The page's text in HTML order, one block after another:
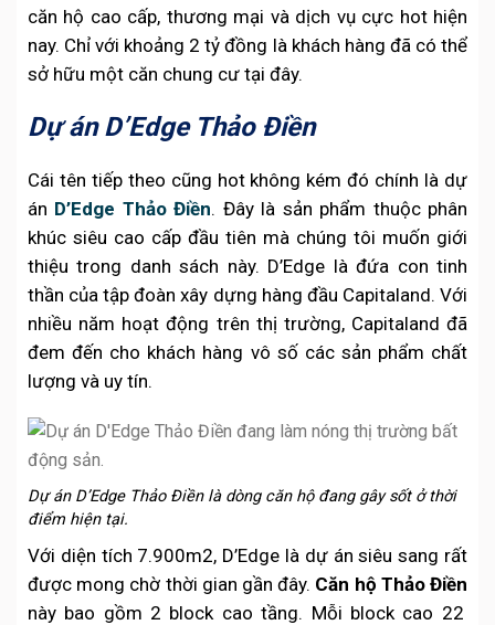
căn hộ cao cấp, thương mại và dịch vụ cực hot hiện
nay. Chỉ với khoảng 2 tỷ đồng là khách hàng đã có thể
sở hữu một căn chung cư tại đây.
Dự án D’Edge Thảo Điền
Cái tên tiếp theo cũng hot không kém đó chính là dự
án D’Edge Thảo Điền. Đây là sản phẩm thuộc phân
khúc siêu cao cấp đầu tiên mà chúng tôi muốn giới
thiệu trong danh sách này. D’Edge là đứa con tinh
thần của tập đoàn xây dựng hàng đầu Capitaland. Với
nhiều năm hoạt động trên thị trường, Capitaland đã
đem đến cho khách hàng vô số các sản phẩm chất
lượng và uy tín.
Dự án D’Edge Thảo Điền là dòng căn hộ đang gây sốt ở thời
điểm hiện tại.
Với diện tích 7.900m2, D’Edge là dự án siêu sang rất
được mong chờ thời gian gần đây. Căn hộ Thảo Điền
này bao gồm 2 block cao tầng. Mỗi block cao 22